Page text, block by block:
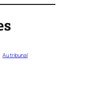
Au tribunal